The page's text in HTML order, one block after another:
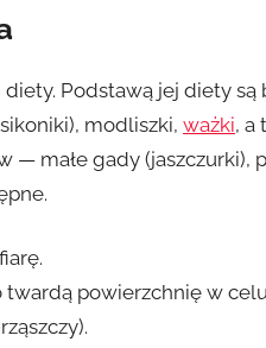
Podstawą jej diety są
modliszki, ważki, a
— małe gady (jaszczurki),
twardą powierzchnię w